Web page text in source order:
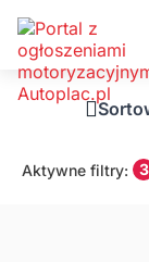
Aktywne filtry: 3